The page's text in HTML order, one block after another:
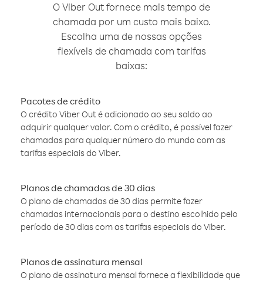
O Viber Out fornece mais tempo de
chamada por um custo mais baixo.
Escolha uma de nossas opções
flexíveis de chamada com tarifas
baixas:
Pacotes de crédito
O crédito Viber Out é adicionado ao seu saldo ao
adquirir qualquer valor. Com o crédito, é possível fazer
chamadas para qualquer número do mundo com as
tarifas especiais do Viber.
Planos de chamadas de 30 dias
O plano de chamadas de 30 dias permite fazer
chamadas internacionais para o destino escolhido pelo
período de 30 dias com as tarifas especiais do Viber.
Planos de assinatura mensal
O plano de assinatura mensal fornece a flexibilidade que